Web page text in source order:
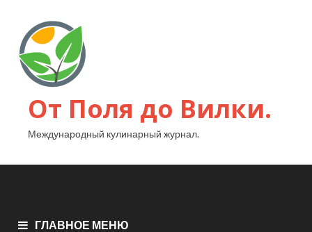
От Поля до Вилки.
Международный кулинарный журнал.
ГЛАВНОЕ МЕНЮ